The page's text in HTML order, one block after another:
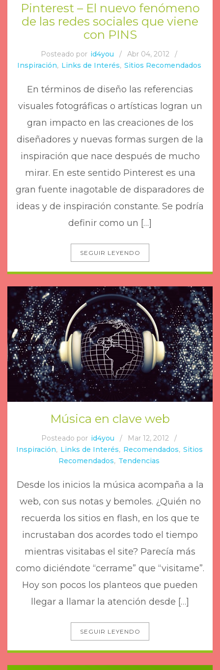
Pinterest – El nuevo fenómeno
de las redes sociales que viene
con PINS
Posteado por id4you / Abr 04, 2012
/
Inspiración, Links de Interés, Sitios Recomendados
En términos de diseño las referencias
visuales fotográficas o artísticas logran un
gran impacto en las creaciones de los
diseñadores y nuevas formas surgen de la
inspiración que nace después de mucho
mirar. En este sentido Pinterest es una
gran fuente inagotable de disparadores de
ideas y de inspiración constante. Se podría
definir como un […]
SEGUIR LEYENDO
Música en clave web
Posteado por id4you / Mar 12, 2012
/
Inspiración, Links de Interés, Recomendados, Sitios
Recomendados, Tendencias
Desde los inicios la música acompaña a la
web, con sus notas y bemoles. ¿Quién no
recuerda los sitios en flash, en los que te
incrustaban dos acordes todo el tiempo
mientras visitabas el site? Parecía más
como diciéndote “cerrame” que “visitame”.
Hoy son pocos los planteos que pueden
llegar a llamar la atención desde […]
SEGUIR LEYENDO